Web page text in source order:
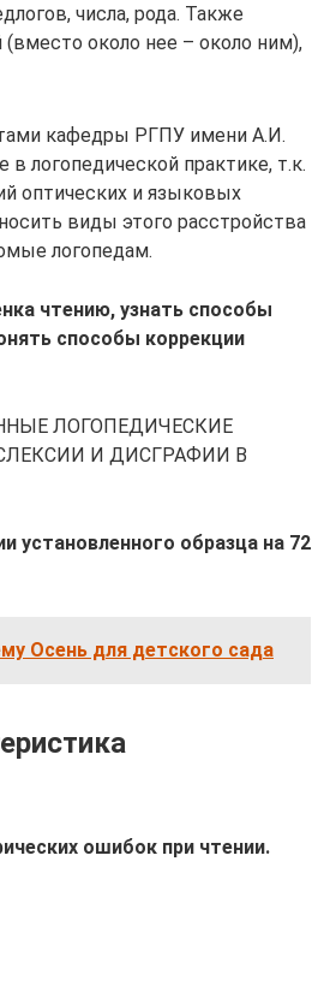
числа, рода. Также
около нее – около ним),
кафедры РГПУ имени А.И.
в логопедической практике, т.к.
оптических и языковых
виды этого расстройства
логопедам.
чтению, узнать способы
способы коррекции
ЛОГОПЕДИЧЕСКИЕ
И ДИСГРАФИИ В
установленного образца на 72
Осень для детского сада
ошибок при чтении.